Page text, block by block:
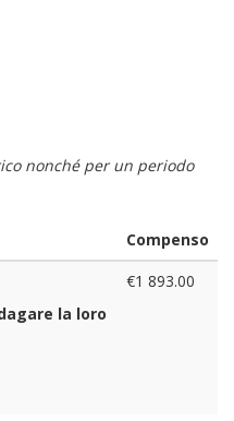
nonché per un periodo
Compenso
la loro
€1 893.00